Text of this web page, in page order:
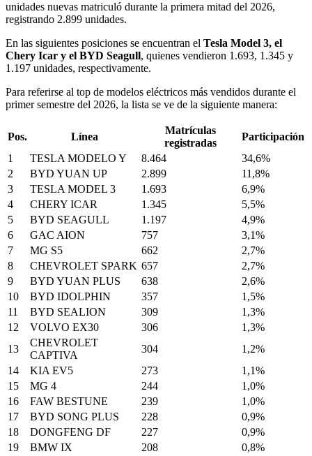
unidades nuevas matriculó durante la primera mitad del 2026,
registrando 2.899 unidades.
En las siguientes posiciones se encuentran el Tesla Model 3, el
Chery Icar y el BYD Seagull, quienes vendieron 1.693, 1.345 y
1.197 unidades, respectivamente.
Para referirse al top de modelos eléctricos más vendidos durante el
primer semestre del 2026, la lista se ve de la siguiente manera:
Pos. Línea
Matrículas
registradas
Participación
1
TESLA MODELO Y 8.464
34,6%
2
BYD YUAN UP 2.899
11,8%
3
TESLA MODEL 3 1.693
6,9%
4
CHERY ICAR 1.345
5,5%
5
BYD SEAGULL 1.197
4,9%
6
GAC AION 757
3,1%
7
MG S5 662
2,7%
8
CHEVROLET SPARK 657
2,7%
9
BYD YUAN PLUS 638
2,6%
10
BYD IDOLPHIN 357
1,5%
11
BYD SEALION 309
1,3%
12
VOLVO EX30 306
1,3%
13
CHEVROLET
CAPTIVA
304
1,2%
14
KIA EV5 273
1,1%
15
MG 4 244
1,0%
16
FAW BESTUNE 239
1,0%
17
BYD SONG PLUS 228
0,9%
18
DONGFENG DF 227
0,9%
19
BMW IX 208
0,8%